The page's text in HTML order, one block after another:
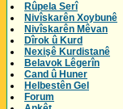
Rûpela Serî
Nivîskarên Xoybunê
Nivîskarên Mêvan
Dîrok û Kurd
Nexişê Kurdistanê
Belavok Lêgerîn
Cand û Huner
Helbestên Gel
Forum